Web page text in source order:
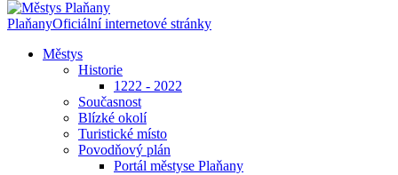
PlaňanyOficiální internetové stránky
Městys
Historie
1222 - 2022
Současnost
Blízké okolí
Turistické místo
Povodňový plán
Portál městyse Plaňany